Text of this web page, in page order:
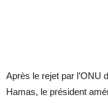
Après le rejet par l’ONU
Hamas, le président